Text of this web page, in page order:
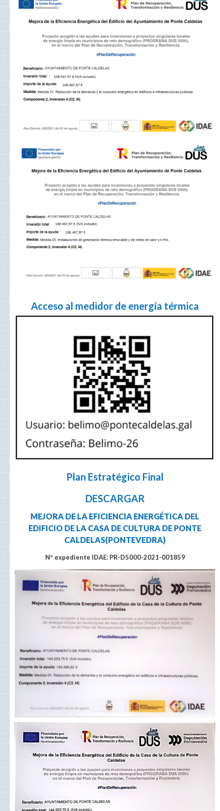
Acceso al medidor de energía térmica
Plan Estratégico Final
DESCARGAR
MEJORA DE LA EFICIENCIA ENERGÉTICA DEL
EDIFICIO DE LA CASA DE CULTURA DE PONTE
CALDELAS(PONTEVEDRA)
Nº expediente IDAE: PR-D5000-2021-001859